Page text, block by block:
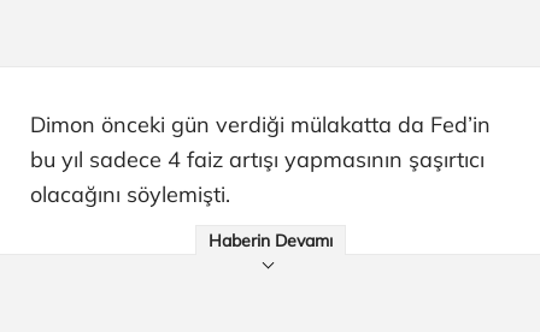
Dimon önceki gün verdiği mülakatta da Fed’in
bu yıl sadece 4 faiz artışı yapmasının şaşırtıcı
olacağını söylemişti.
Haberin Devamı